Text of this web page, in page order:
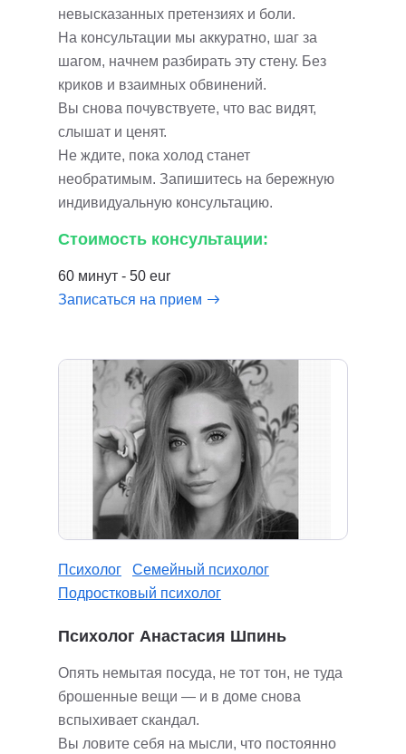
невысказанных претензиях и боли.
На консультации мы аккуратно, шаг за
шагом, начнем разбирать эту стену. Без
криков и взаимных обвинений.
Вы снова почувствуете, что вас видят,
слышат и ценят.
Не ждите, пока холод станет
необратимым. Запишитесь на бережную
индивидуальную консультацию.
Стоимость консультации:
60 минут - 50 eur
Записаться на прием
Психолог
Семейный психолог
Подростковый психолог
Психолог Анастасия Шпинь
Опять немытая посуда, не тот тон, не туда
брошенные вещи — и в доме снова
вспыхивает скандал.
Вы ловите себя на мысли, что постоянно